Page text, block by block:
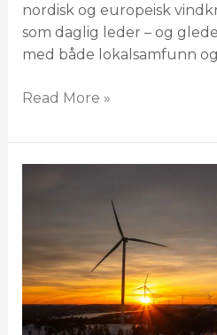
nordisk og europeisk
som daglig leder – og
med både lokalsamfunn
Read More »
sikkerhetsavstand
vindturbiner